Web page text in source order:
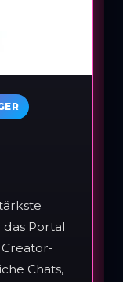
Portal
Chats,